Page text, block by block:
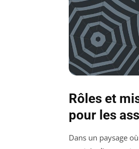
Rôles et
pour les
Dans un paysage